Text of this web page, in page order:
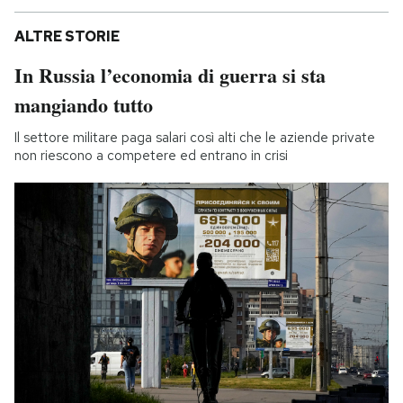
ALTRE STORIE
In Russia l’economia di guerra si sta
mangiando tutto
Il settore militare paga salari così alti che le aziende private
non riescono a competere ed entrano in crisi